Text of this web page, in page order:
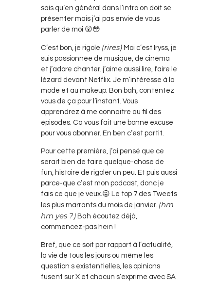
sais qu’en général dans l’intro on doit se
présenter mais j’ai pas envie de vous
parler de moi 😲😳
C’est bon, je rigole (rires) Moi c’est Iryss, je
suis passionnée de musique, de cinéma
et j’adore chanter. j’aime aussi lire, faire le
lézard devant Netflix. Je m’intéresse à la
mode et au makeup. Bon bah, contentez
vous de ça pour l’instant. Vous
apprendrez à me connaitre au fil des
épisodes. Ca vous fait une bonne excuse
pour vous abonner. En ben c’est partit.
Pour cette première, j’ai pensé que ce
serait bien de faire quelque-chose de
fun, histoire de rigoler un peu. Et puis aussi
parce-que c’est mon podcast, donc je
fais ce que je veux.😜 Le top 7 des Tweets
les plus marrants du mois de janvier. (hm
hm yes ?) Bah écoutez déjà,
commencez-pas hein !
Bref, que ce soit par rapport à l’actualité,
la vie de tous les jours ou même les
question s existentielles, les opinions
fusent sur X et chacun s’exprime avec SA